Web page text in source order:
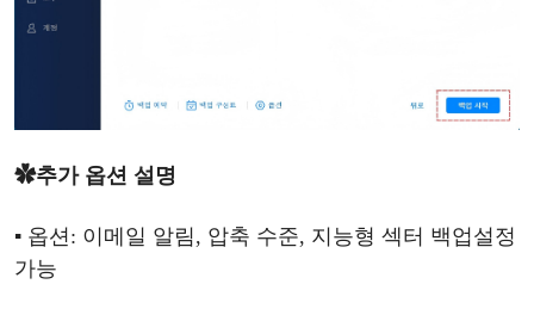
✿추가 옵션 설명
▪ 옵션 : 이메일 알림, 압축 수준, 지능형 섹터 백업 설정
가능